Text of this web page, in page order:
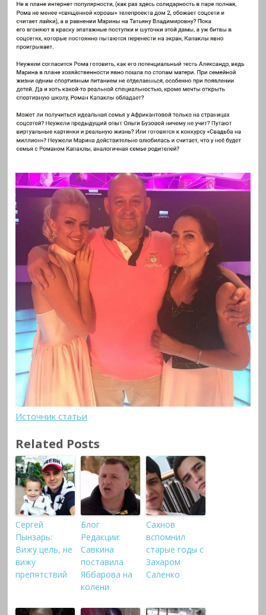
Источник статьи
Related Posts
Сергей
Пынзарь:
Вижу цель, не
вижу
препятствий
Блог
Редакции:
Савкина
поставила
Яббарова на
колени
Сахнов
вспомнил
старые годы с
Захаром
Саленко